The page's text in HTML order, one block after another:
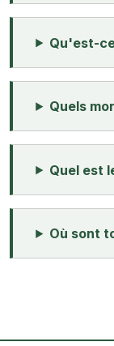
Qu'est-
Quels
Quel est
Où sont